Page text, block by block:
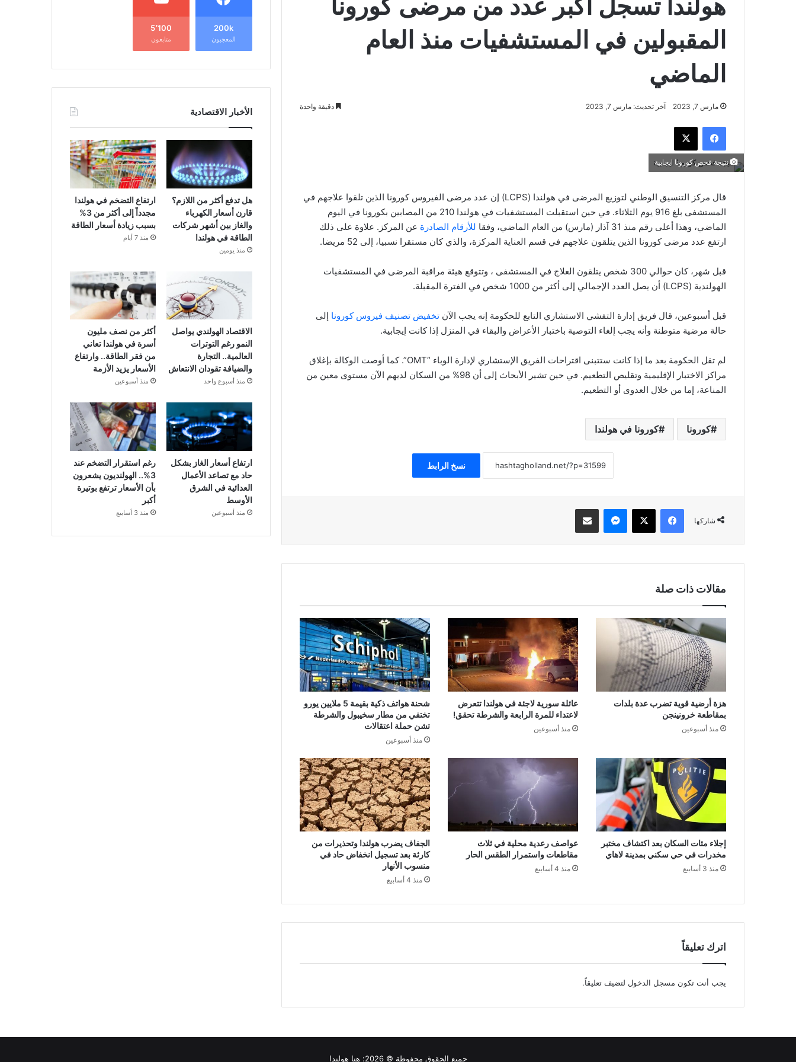
هولندا تسجل أكبر عدد من مرضى كورونا
المقبولين في المستشفيات منذ العام
الماضي
مارس 7, 2023 آخر تحديث: مارس 7, 2023 دقيقة واحدة
فيسبوك ‫X
نتيجة فحص كورونا ايجابية
قال مركز التنسيق الوطني لتوزيع المرضى في هولندا (LCPS) إن عدد مرضى الفيروس كورونا الذين تلقوا علاجهم في
المستشفى بلغ 916 يوم الثلاثاء. في حين استقبلت المستشفيات في هولندا 210 من المصابين بكورونا في اليوم
الماضي، وهذا أعلى رقم منذ 31 آذار (مارس) من العام الماضي، وفقا
للأرقام الصادرة عن المركز. علاوة على ذلك
ارتفع عدد مرضى كورونا الذين يتلقون علاجهم في قسم العناية المركزة، والذي كان مستقرا نسبيا، إلى 52 مريضا.
قبل شهر، كان حوالي 300 شخص يتلقون العلاج في المستشفى ، وتتوقع هيئة مراقبة المرضى في المستشفيات
الهولندية (LCPS) أن يصل العدد الإجمالي إلى أكثر من 1000 شخص في الفترة المقبلة.
قبل أسبوعين، قال فريق إدارة التفشي الاستشاري التابع للحكومة إنه يجب الآن تخفيض تصنيف فيروس كورونا إلى
حالة مرضية متوطنة وأنه يجب إلغاء التوصية باختبار الأعراض والبقاء في المنزل إذا كانت إيجابية.
لم تقل الحكومة بعد ما إذا كانت ستتبنى اقتراحات الفريق الإستشاري لإدارة الوباء “OMT”. كما أوصت الوكالة بإغلاق
مراكز الاختبار الإقليمية وتقليص التطعيم. في حين تشير الأبحاث إلى أن 98% من السكان لديهم الآن مستوى معين من
المناعة، إما من خلال العدوى أو التطعيم.
كورونا كورونا في هولندا
نسخ الرابط
شاركها
فيسبوك ‫X ماسنجر مشاركة عبر البريد
مقالات ذات صلة
هزة أرضية قوية تضرب عدة بلدات
بمقاطعة خرونينجن
منذ أسبوعين
عائلة سورية لاجئة في هولندا تتعرض
لاعتداء للمرة الرابعة والشرطة تحقق!
منذ أسبوعين
شحنة هواتف ذكية بقيمة 5 ملايين يورو
تختفي من مطار سخيبول والشرطة
تشن حملة اعتقالات
منذ أسبوعين
إجلاء مئات السكان بعد اكتشاف مختبر
مخدرات في حي سكني بمدينة لاهاي
منذ 3 أسابيع
عواصف رعدية محلية في ثلاث
مقاطعات واستمرار الطقس الحار
منذ 4 أسابيع
الجفاف يضرب هولندا وتحذيرات من
كارثة بعد تسجيل انخفاض حاد في
منسوب الأنهار
منذ 4 أسابيع
اترك تعليقاً
يجب أنت تكون مسجل الدخول لتضيف تعليقاً.
200k
المعجبون
5٬100
متابعون
الأخبار الاقتصادية
هل تدفع أكثر من اللازم؟
قارن أسعار الكهرباء
والغاز بين أشهر شركات
الطاقة في هولندا
منذ يومين
ارتفاع التضخم في هولندا
مجدداً إلى أكثر من 3%
بسبب زيادة أسعار الطاقة
منذ 7 أيام
الاقتصاد الهولندي يواصل
النمو رغم التوترات
العالمية.. التجارة
والضيافة تقودان الانتعاش
منذ أسبوع واحد
أكثر من نصف مليون
أسرة في هولندا تعاني
من فقر الطاقة.. وارتفاع
الأسعار يزيد الأزمة
منذ أسبوعين
ارتفاع أسعار الغاز بشكل
حاد مع تصاعد الأعمال
العدائية في الشرق
الأوسط
منذ أسبوعين
رغم استقرار التضخم عند
3%.. الهولنديون يشعرون
بأن الأسعار ترتفع بوتيرة
أكبر
منذ 3 أسابيع
جميع الحقوق محفوظة © 2026: هنا هولندا